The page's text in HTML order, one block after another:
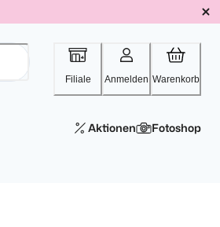
Filiale Anmelden Warenkorb
Aktionen Fotoshop